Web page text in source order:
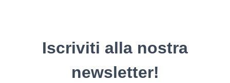
Iscriviti alla nostra
newsletter!